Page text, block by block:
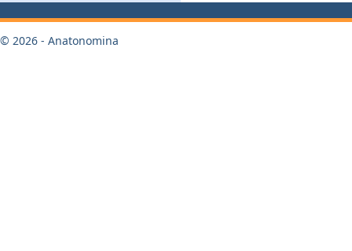
© 2026 - Anatonomina